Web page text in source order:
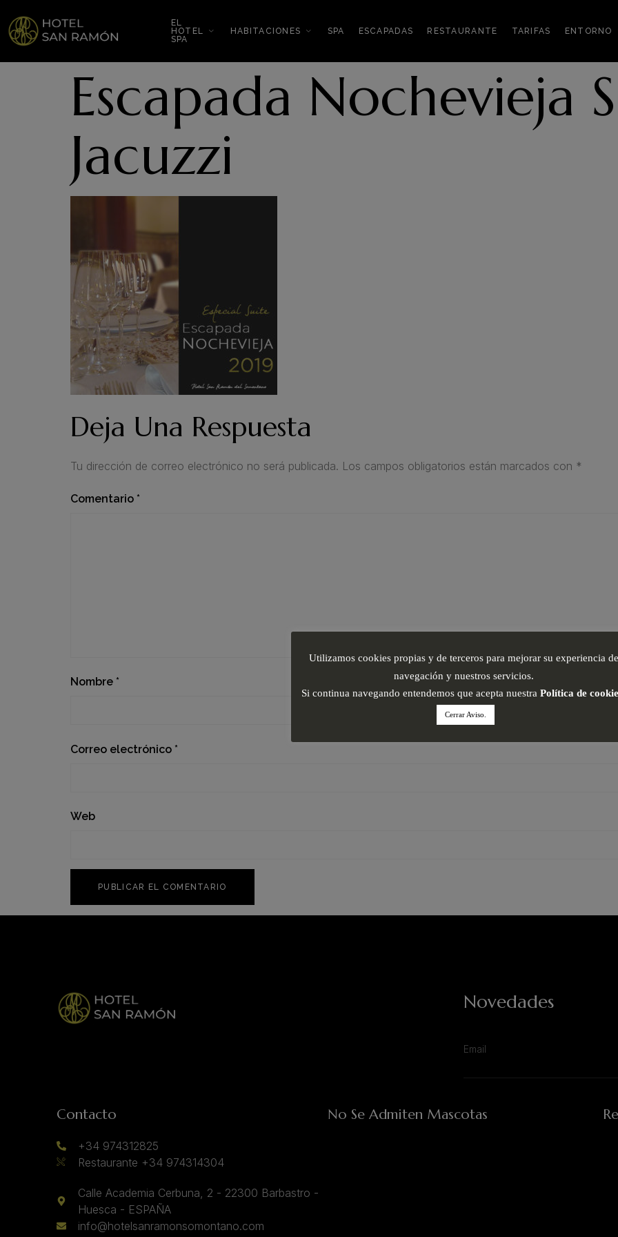
EL
HOTEL
SPA
HABITACIONES SPA ESCAPADAS RESTAURANTE TARIFAS ENTORNO
Escapada Nochevieja
Jacuzzi
Deja Una Respuesta
Tu dirección de correo electrónico no será publicada. Los campos obligatorios están marcados con *
Comentario *
Nombre *
Correo electrónico *
Web
Novedades
Contacto
+34 974312825
Restaurante +34 974314304
Calle Academia Cerbuna, 2 - 22300 Barbastro -
Huesca - ESPAÑA
info@hotelsanramonsomontano.com
No Se Admiten Mascotas
Utilizamos cookies propias y de terceros para mejorar su experiencia de
navegación y nuestros servicios.
Si continua navegando entendemos que acepta nuestra Política de
Cerrar Aviso.